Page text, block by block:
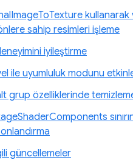
kullanarak
sahip resimleri işleme
iyileştirme
ile uyumluluk modunu
grup özelliklerinde
güncellemeler